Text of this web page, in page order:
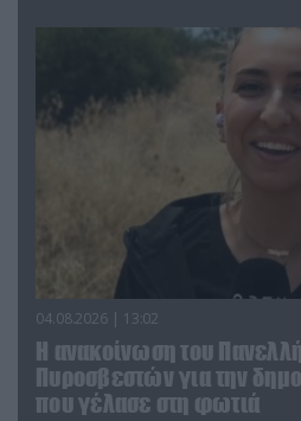
04.08.2026 | 13:02
Η ανακοίνωση του
Πυροσβεστών για την
που γέλασε στη φωτιά